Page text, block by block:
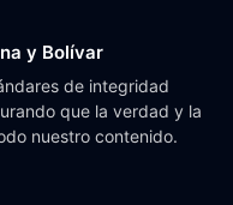
y Bolívar
de integridad
que la verdad y la
nuestro contenido.